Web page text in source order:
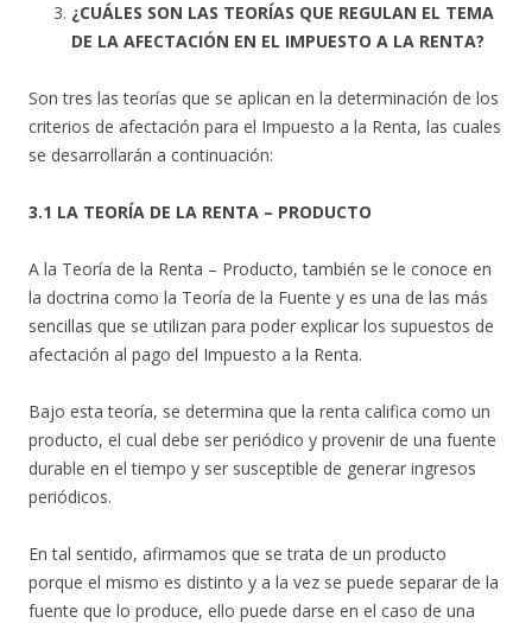
¿CUÁLES SON LAS TEORÍAS QUE REGULAN EL TEMA
DE LA AFECTACIÓN EN EL IMPUESTO A LA RENTA?
Son tres las teorías que se aplican en la determinación de los
criterios de afectación para el Impuesto a la Renta, las cuales
se desarrollarán a continuación:
3.1 LA TEORÍA DE LA RENTA – PRODUCTO
A la Teoría de la Renta – Producto, también se le conoce en
la doctrina como la Teoría de la Fuente y es una de las más
sencillas que se utilizan para poder explicar los supuestos de
afectación al pago del Impuesto a la Renta.
Bajo esta teoría, se determina que la renta califica como un
producto, el cual debe ser periódico y provenir de una fuente
durable en el tiempo y ser susceptible de generar ingresos
periódicos.
En tal sentido, afirmamos que se trata de un producto
porque el mismo es distinto y a la vez se puede separar de la
fuente que lo produce, ello puede darse en el caso de una